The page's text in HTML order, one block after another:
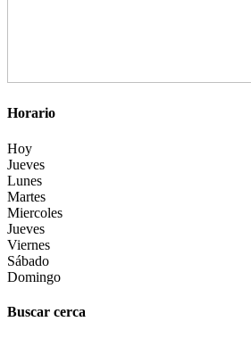
Horario
Hoy
Jueves
Lunes
Martes
Miercoles
Jueves
Viernes
Sábado
Domingo
Buscar cerca